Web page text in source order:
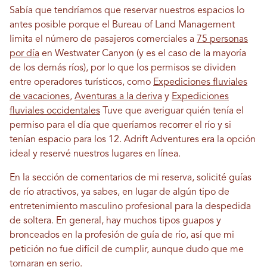
Sabía que tendríamos que reservar nuestros espacios lo
antes posible porque el Bureau of Land Management
limita el número de pasajeros comerciales a 75 personas
por día en Westwater Canyon (y es el caso de la mayoría
de los demás ríos), por lo que los permisos se dividen
entre operadores turísticos, como Expediciones fluviales
de vacaciones, Aventuras a la deriva y Expediciones
fluviales occidentales Tuve que averiguar quién tenía el
permiso para el día que queríamos recorrer el río y si
tenían espacio para los 12. Adrift Adventures era la opción
ideal y reservé nuestros lugares en línea.
En la sección de comentarios de mi reserva, solicité guías
de río atractivos, ya sabes, en lugar de algún tipo de
entretenimiento masculino profesional para la despedida
de soltera. En general, hay muchos tipos guapos y
bronceados en la profesión de guía de río, así que mi
petición no fue difícil de cumplir, aunque dudo que me
tomaran en serio.